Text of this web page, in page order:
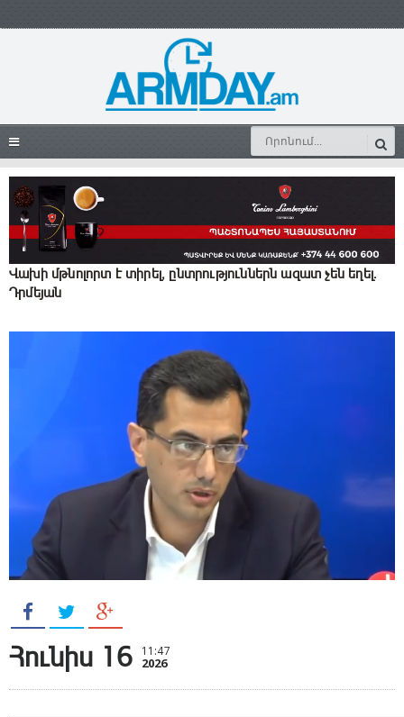
Վախի մթնոլորտ է տիրել, ընտրություններն ազատ չեն եղել.
Դրմեյան
Հունիս 16 11:47
2026